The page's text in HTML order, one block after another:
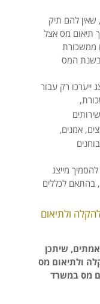
להם תיק
תיאום מס אצל
ממשכורת
מ- 316,536 ₪ בשנת המס
ייערכו רק עבור
אמנים,
מייצג
בהתאם לכללים
ולתיאום
שיתכן
ולתיאום מס
מס במשרד